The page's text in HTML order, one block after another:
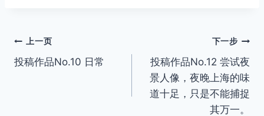
文
章
上一页
投稿作品No.10 日常
下一步
投稿作品No.12 尝试夜
景人像，夜晚上海的味
道十足，只是不能捕捉
其万一。